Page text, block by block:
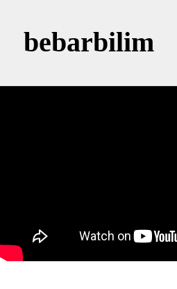
bebarbilim